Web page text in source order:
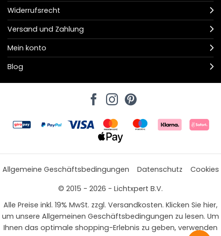
Widerrufsrecht
Versand und Zahlung
Mein konto
Blog
Allgemeine Geschäftsbedingungen Datenschutz
Cookies
© 2015 - 2026 - Lichtxpert B.V.
Alle Preise inkl. 19% MwSt. zzgl. Versandkosten. Klicken Sie hier,
um unsere Allgemeinen Geschäftsbedingungen zu lesen. Um
Ihnen das optimale shopping-Erlebnis zu geben, verwenden